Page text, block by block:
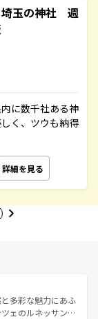
玉の神社 週
に数千社ある神
く、ツウも納得
詳細を見る
多彩な魅力にあふ
ェのルネッサンス